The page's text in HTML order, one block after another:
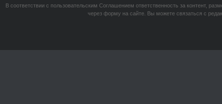
В соответствии с пользовательским Соглашением ответственность за контент,
через форму на сайте. Вы можете связаться с